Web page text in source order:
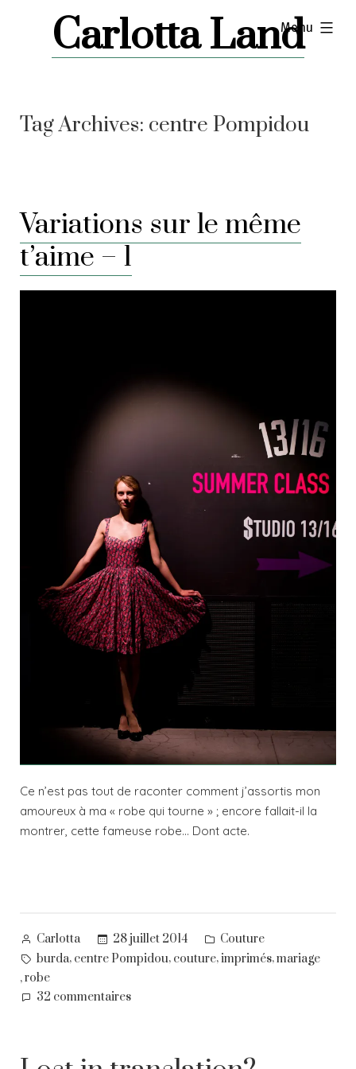
Carlotta Land
Menu
expanded
Tag Archives: centre Pompidou
Variations sur le même
t’aime – 1
Ce n’est pas tout de raconter comment j’assortis mon
amoureux à ma « robe qui tourne » ; encore fallait-il la
montrer, cette fameuse robe… Dont acte.
Posted
by
Carlotta 28 juillet 2014
Posted
in
Couture
Tags:
burda, centre Pompidou, couture,imprimés,mariage
,robe
32 commentairessur